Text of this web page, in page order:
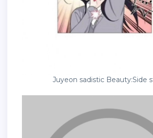
Juyeon sadistic Beauty:Side